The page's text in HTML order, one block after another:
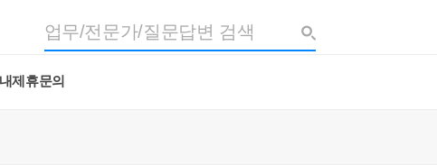
제휴문의